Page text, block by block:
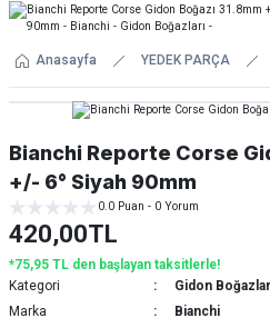
Anasayfa YEDEK PARÇA
Bianchi Reporte Corse
+/- 6° Siyah 90mm
0.0 Puan - 0 Yorum
420,00TL
*75,95 TL den başlayan taksitlerle!
Kategori
Gidon
Marka
Bianchi